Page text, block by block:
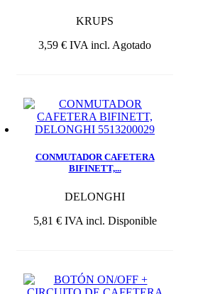
KRUPS
3,59 € IVA incl. Agotado
CONMUTADOR CAFETERA
BIFINETT,...
DELONGHI
5,81 € IVA incl. Disponible